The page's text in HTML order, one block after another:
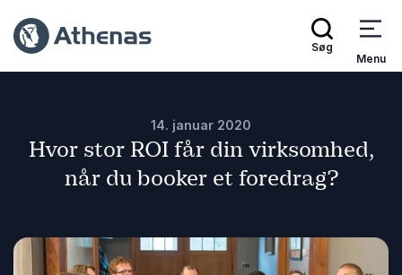
Søg
Menu
14. januar 2020
Hvor stor ROI får din virksomhed,
når du booker et foredrag?